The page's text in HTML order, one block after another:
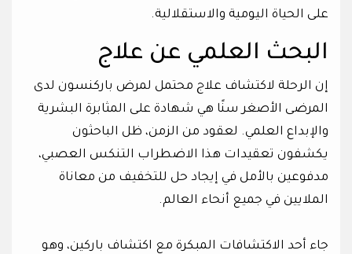
على الحياة اليومية والاستقلالية.
البحث العلمي عن علاج
إن الرحلة لاكتشاف علاج محتمل لمرض باركنسون لدى
المرضى الأصغر سنًا هي شهادة على المثابرة البشرية
والإبداع العلمي. لعقود من الزمن، ظل الباحثون
يكشفون تعقيدات هذا الاضطراب التنكس العصبي،
مدفوعين بالأمل في إيجاد حل للتخفيف من معاناة
الملايين في جميع أنحاء العالم.
جاء أحد الاكتشافات المبكرة مع اكتشاف باركين، وهو